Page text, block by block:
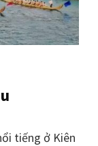
tiếng ở Kiên